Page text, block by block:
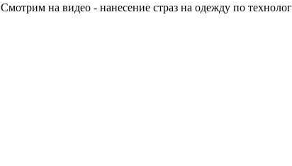
Смотрим на видео - нанесение страз на одежду по